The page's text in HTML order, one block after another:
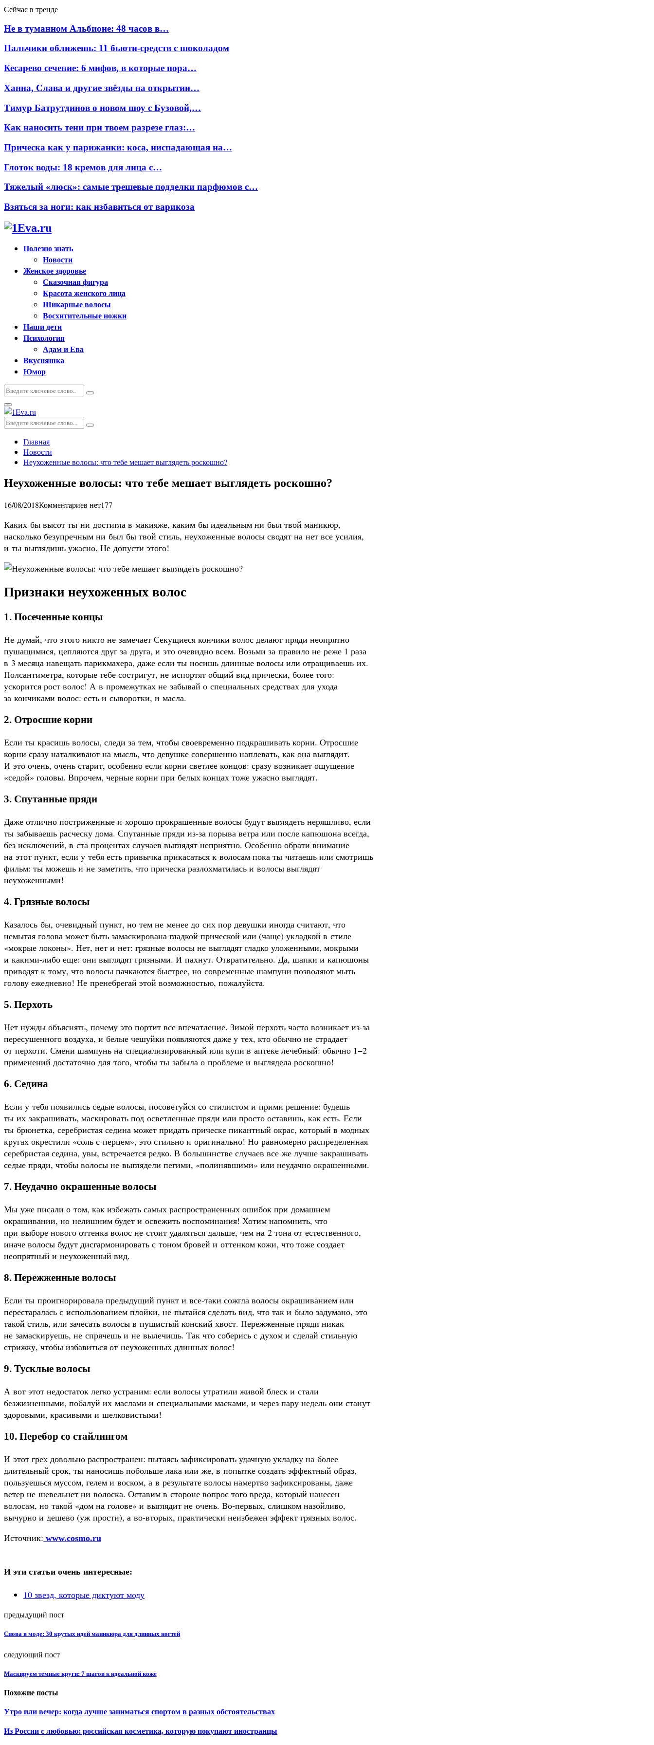
Сейчас в тренде
Не в туманном Альбионе: 48 часов в…
Пальчики оближешь: 11 бьюти-средств с шоколадом
Кесарево сечение: 6 мифов, в которые пора…
Ханна, Слава и другие звёзды на открытии…
Тимур Батрутдинов о новом шоу с Бузовой,…
Как наносить тени при твоем разрезе глаз:…
Прическа как у парижанки: коса, ниспадающая на…
Глоток воды: 18 кремов для лица с…
Тяжелый «люск»: самые трешевые подделки парфюмов с…
Взяться за ноги: как избавиться от варикоза
Полезно знать
Новости
Женское здоровье
Сказочная фигура
Красота женского лица
Шикарные волосы
Восхитительные ножки
Наши дети
Психология
Адам и Ева
Вкусняшка
Юмор
Искать:
Поиск
Основное
меню
Искать:
Поиск
Главная
Новости
Неухоженные волосы: что тебе мешает выглядеть роскошно?
Неухоженные волосы: что тебе мешает выглядеть роскошно?
16/08/2018Комментариев нет177
Каких бы высот ты ни достигла в макияже, каким бы идеальным ни был твой маникюр,
насколько безупречным ни был бы твой стиль, неухоженные волосы сводят на нет все усилия,
и ты выглядишь ужасно. Не допусти этого!
Признаки неухоженных волос
1. Посеченные концы
Не думай, что этого никто не замечает Секущиеся кончики волос делают пряди неопрятно
пушащимися, цепляются друг за друга, и это очевидно всем. Возьми за правило не реже 1 раза
в 3 месяца навещать парикмахера, даже если ты носишь длинные волосы или отращиваешь их.
Полсантиметра, которые тебе состригут, не испортят общий вид прически, более того:
ускорится рост волос! А в промежутках не забывай о специальных средствах для ухода
за кончиками волос: есть и сыворотки, и масла.
2. Отросшие корни
Если ты красишь волосы, следи за тем, чтобы своевременно подкрашивать корни. Отросшие
корни сразу наталкивают на мысль, что девушке совершенно наплевать, как она выглядит.
И это очень, очень старит, особенно если корни светлее концов: сразу возникает ощущение
«седой» головы. Впрочем, черные корни при белых концах тоже ужасно выглядят.
3. Спутанные пряди
Даже отлично постриженные и хорошо прокрашенные волосы будут выглядеть неряшливо, если
ты забываешь расческу дома. Спутанные пряди из-за порыва ветра или после капюшона всегда,
без исключений, в ста процентах случаев выглядят неприятно. Особенно обрати внимание
на этот пункт, если у тебя есть привычка прикасаться к волосам пока ты читаешь или смотришь
фильм: ты можешь и не заметить, что прическа разлохматилась и волосы выглядят
неухоженными!
4. Грязные волосы
Казалось бы, очевидный пункт, но тем не менее до сих пор девушки иногда считают, что
немытая голова может быть замаскирована гладкой прической или (чаще) укладкой в стиле
«мокрые локоны». Нет, нет и нет: грязные волосы не выглядят гладко уложенными, мокрыми
и какими-либо еще: они выглядят грязными. И пахнут. Отвратительно. Да, шапки и капюшоны
приводят к тому, что волосы пачкаются быстрее, но современные шампуни позволяют мыть
голову ежедневно! Не пренебрегай этой возможностью, пожалуйста.
5. Перхоть
Нет нужды объяснять, почему это портит все впечатление. Зимой перхоть часто возникает из-за
пересушенного воздуха, и белые чешуйки появляются даже у тех, кто обычно не страдает
от перхоти. Смени шампунь на специализированный или купи в аптеке лечебный: обычно 1−2
применений достаточно для того, чтобы ты забыла о проблеме и выглядела роскошно!
6. Седина
Если у тебя появились седые волосы, посоветуйся со стилистом и прими решение: будешь
ты их закрашивать, маскировать под осветленные пряди или просто оставишь, как есть. Если
ты брюнетка, серебристая седина может придать прическе пикантный окрас, который в модных
кругах окрестили «соль с перцем», это стильно и оригинально! Но равномерно распределенная
серебристая седина, увы, встречается редко. В большинстве случаев все же лучше закрашивать
седые пряди, чтобы волосы не выглядели пегими, «полинявшими» или неудачно окрашенными.
7. Неудачно окрашенные волосы
Мы уже писали о том, как избежать самых распространенных ошибок при домашнем
окрашивании, но нелишним будет и освежить воспоминания! Хотим напомнить, что
при выборе нового оттенка волос не стоит удаляться дальше, чем на 2 тона от естественного,
иначе волосы будут дисгармонировать с тоном бровей и оттенком кожи, что тоже создает
неопрятный и неухоженный вид.
8. Пережженные волосы
Если ты проигнорировала предыдущий пункт и все-таки сожгла волосы окрашиванием или
перестаралась с использованием плойки, не пытайся сделать вид, что так и было задумано, это
такой стиль, или зачесать волосы в пушистый конский хвост. Пережженные пряди никак
не замаскируешь, не спрячешь и не вылечишь. Так что соберись с духом и сделай стильную
стрижку, чтобы избавиться от неухоженных длинных волос!
9. Тусклые волосы
А вот этот недостаток легко устраним: если волосы утратили живой блеск и стали
безжизненными, побалуй их маслами и специальными масками, и через пару недель они станут
здоровыми, красивыми и шелковистыми!
10. Перебор со стайлингом
И этот грех довольно распространен: пытаясь зафиксировать удачную укладку на более
длительный срок, ты наносишь побольше лака или же, в попытке создать эффектный образ,
пользуешься муссом, гелем и воском, а в результате волосы намертво зафиксированы, даже
ветер не шевельнет ни волоска. Оставим в стороне вопрос того вреда, который нанесен
волосам, но такой «дом на голове» и выглядит не очень. Во‑первых, слишком назойливо,
вычурно и дешево (уж прости), а во-вторых, практически неизбежен эффект грязных волос.
Источник: www.cosmo.ru
И эти статьи очень интересные:
10 звезд, которые диктуют моду
предыдущий пост
Снова в моде: 30 крутых идей маникюра для длинных ногтей
следующий пост
Маскируем темные круги: 7 шагов к идеальной коже
Похожие посты
Утро или вечер: когда лучше заниматься спортом в разных обстоятельствах
Из России с любовью: российская косметика, которую покупают иностранцы